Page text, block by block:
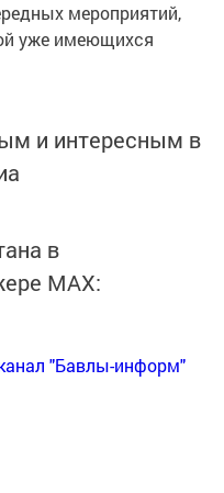
мероприятий,
уже имеющихся
и интересным в
в
MАХ:
"Бавлы-информ"